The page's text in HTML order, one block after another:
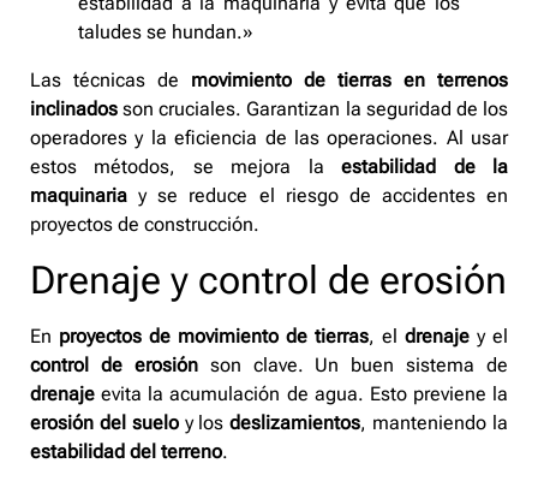
taludes se hundan.»
Las técnicas de movimiento de tierras en terrenos
inclinados son cruciales. Garantizan la seguridad de los
operadores y la eficiencia de las operaciones. Al usar
estos métodos, se mejora laestabilidad de la
maquinaria y se reduce el riesgo de accidentes en
proyectos de construcción.
Drenaje y control de erosión
En proyectos de movimiento de tierras, el drenaje y el
control de erosiónson clave. Un buen sistema de
drenaje evita la acumulación de agua. Esto previene la
erosión del sueloy losdeslizamientos, manteniendo la
estabilidad del terreno.